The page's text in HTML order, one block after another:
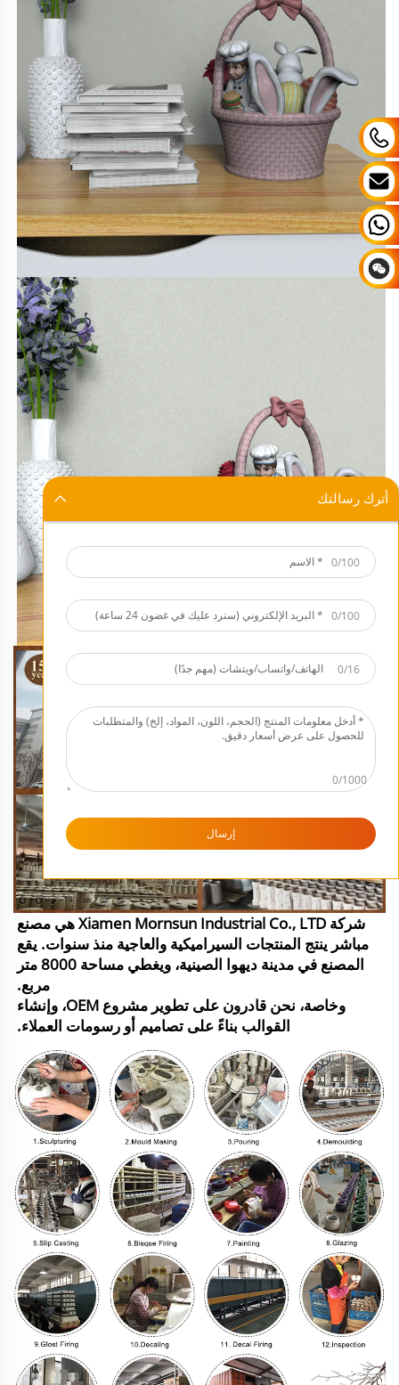
شركة Xiamen Mornsun Industrial Co., LTD هي مصنع
مباشر ينتج المنتجات السيراميكية والعاجية منذ سنوات. يقع
المصنع في مدينة ديهوا الصينية، ويغطي مساحة 8000 متر
مربع.
وخاصة، نحن قادرون على تطوير مشروع OEM، وإنشاء
القوالب بناءً على تصاميم أو رسومات العملاء.
أترك رسالتك
0/100
0/100
0/16
0/1000
إرسال